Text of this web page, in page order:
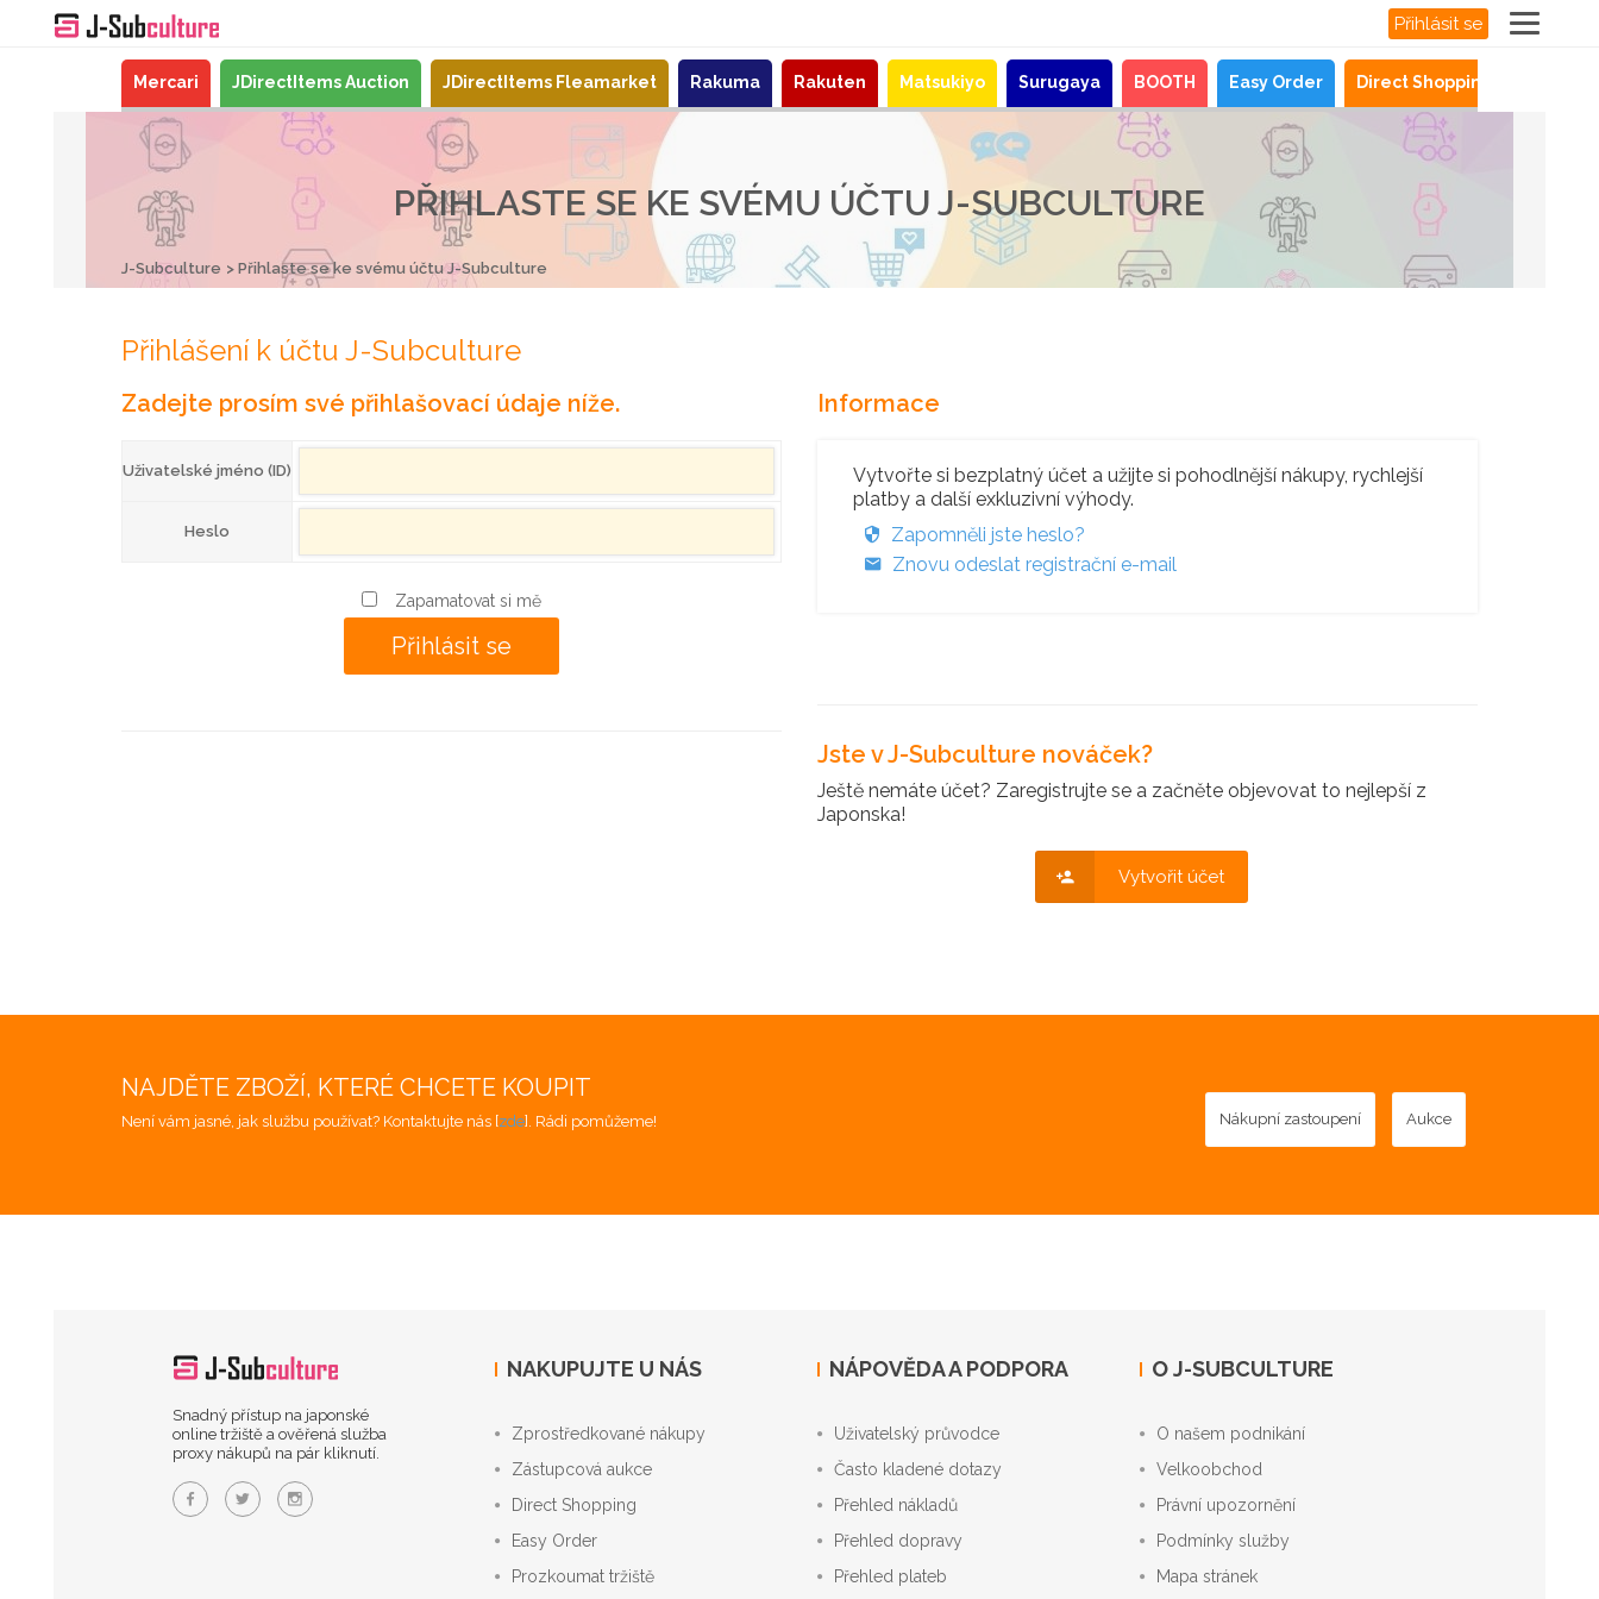
Přihlásit se
Mercari JDirectItems Auction JDirectItems Fleamarket Rakuma Rakuten Matsukiyo Surugaya BOOTH Easy Order Direct Shopping
PŘIHLASTE SE KE SVÉMU ÚČTU J-SUBCULTURE
J-Subculture Přihlaste se ke svému účtu J-Subculture
Přihlášení k účtu J-Subculture
Zadejte prosím své přihlašovací údaje níže.
Uživatelské jméno (ID)
Heslo
Zapamatovat si mě
Informace
Vytvořte si bezplatný účet a užijte si pohodlnější nákupy, rychlejší
platby a další exkluzivní výhody.
Zapomněli jste heslo?
Znovu odeslat registrační e-mail
Jste v J-Subculture nováček?
Ještě nemáte účet? Zaregistrujte se a začněte objevovat to nejlepší z
Japonska!
Vytvořit účet
NAJDĚTE ZBOŽÍ, KTERÉ CHCETE KOUPIT
Není vám jasné, jak službu používat? Kontaktujte nás [zde]. Rádi pomůžeme! Nákupní zastoupení Aukce
Snadný přístup na japonské
online tržiště a ověřená služba
proxy nákupů na pár kliknutí.
NAKUPUJTE U NÁS
Zprostředkované nákupy
Zástupcová aukce
Direct Shopping
Easy Order
Prozkoumat tržiště
NÁPOVĚDA A PODPORA
Uživatelský průvodce
Často kladené dotazy
Přehled nákladů
Přehled dopravy
Přehled plateb
O J-SUBCULTURE
O našem podnikání
Velkoobchod
Právní upozornění
Podmínky služby
Mapa stránek